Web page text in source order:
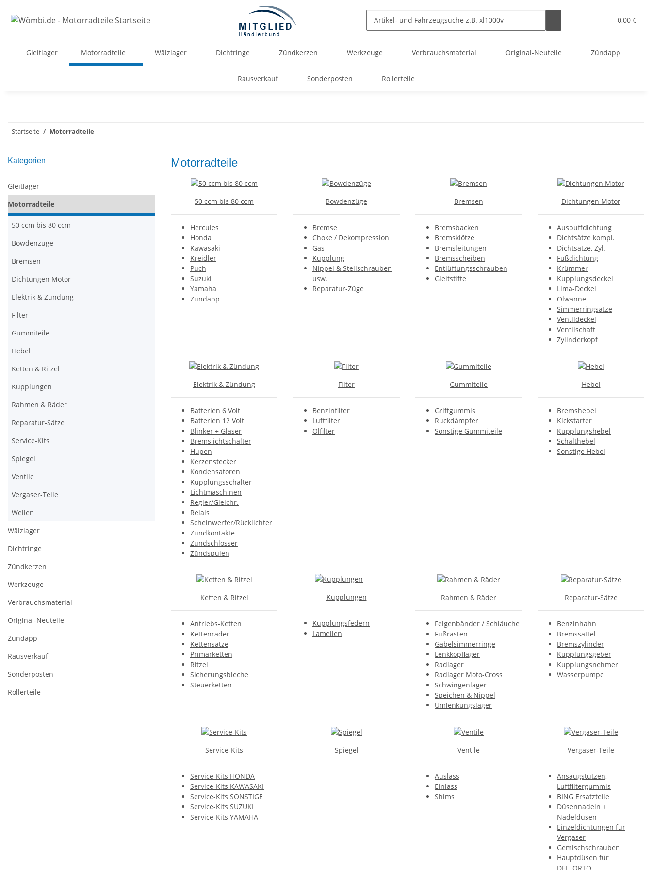
0,00 €
Gleitlager Motorradteile Wälzlager Dichtringe Zündkerzen Werkzeuge Verbrauchsmaterial Original-Neuteile Zündapp
Rausverkauf Sonderposten Rollerteile
Startseite Motorradteile
Motorradteile
50 ccm bis 80 ccm
Hercules
Honda
Kawasaki
Kreidler
Puch
Suzuki
Yamaha
Zündapp
Bowdenzüge
Bremse
Choke / Dekompression
Gas
Kupplung
Nippel & Stellschrauben
usw.
Reparatur-Züge
Bremsen
Bremsbacken
Bremsklötze
Bremsleitungen
Bremsscheiben
Entlüftungsschrauben
Gleitstifte
Dichtungen Motor
Auspuffdichtung
Dichtsätze kompl.
Dichtsätze, Zyl.
Fußdichtung
Krümmer
Kupplungsdeckel
Lima-Deckel
Ölwanne
Simmerringsätze
Ventildeckel
Ventilschaft
Zylinderkopf
Elektrik & Zündung
Batterien 6 Volt
Batterien 12 Volt
Blinker + Gläser
Bremslichtschalter
Hupen
Kerzenstecker
Kondensatoren
Kupplungsschalter
Lichtmaschinen
Regler/Gleichr.
Relais
Scheinwerfer/Rücklichter
Zündkontakte
Zündschlösser
Zündspulen
Filter
Benzinfilter
Luftfilter
Ölfilter
Gummiteile
Griffgummis
Ruckdämpfer
Sonstige Gummiteile
Hebel
Bremshebel
Kickstarter
Kupplungshebel
Schalthebel
Sonstige Hebel
Ketten & Ritzel
Antriebs-Ketten
Kettenräder
Kettensätze
Primärketten
Ritzel
Sicherungsbleche
Steuerketten
Kupplungen
Kupplungsfedern
Lamellen
Rahmen & Räder
Felgenbänder / Schläuche
Fußrasten
Gabelsimmerringe
Lenkkopflager
Radlager
Radlager Moto-Cross
Schwingenlager
Speichen & Nippel
Umlenkungslager
Reparatur-Sätze
Benzinhahn
Bremssattel
Bremszylinder
Kupplungsgeber
Kupplungsnehmer
Wasserpumpe
Service-Kits
Service-Kits HONDA
Service-Kits KAWASAKI
Service-Kits SONSTIGE
Service-Kits SUZUKI
Service-Kits YAMAHA
Spiegel Ventile
Auslass
Einlass
Shims
Vergaser-Teile
Ansaugstutzen,
Luftfiltergummis
BING Ersatzteile
Düsennadeln +
Nadeldüsen
Einzeldichtungen für
Vergaser
Gemischschrauben
Hauptdüsen für
DELLORTO
Kategorien
Gleitlager
Motorradteile
50 ccm bis 80 ccm
Bowdenzüge
Bremsen
Dichtungen Motor
Elektrik & Zündung
Filter
Gummiteile
Hebel
Ketten & Ritzel
Kupplungen
Rahmen & Räder
Reparatur-Sätze
Service-Kits
Spiegel
Ventile
Vergaser-Teile
Wellen
Wälzlager
Dichtringe
Zündkerzen
Werkzeuge
Verbrauchsmaterial
Original-Neuteile
Zündapp
Rausverkauf
Sonderposten
Rollerteile